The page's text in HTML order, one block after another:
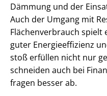
Dämmung und der
Auch der Umgang mit
Flä­chen­ver­brauch spielt
guter En­er­gie­ef­fi­zi­enz
stoß erfüllen nicht nur
schneiden auch bei
fra­gen besser ab.